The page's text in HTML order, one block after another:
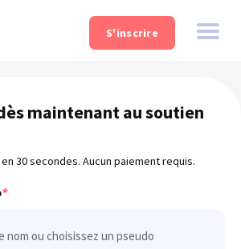
maintenant au soutien
30 secondes. Aucun paiement requis.
*
S'inscrire